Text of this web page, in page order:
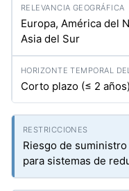
Europa, América del
Asia del Sur
Corto plazo (≤ 2 años)
Riesgo de
para sistemas de